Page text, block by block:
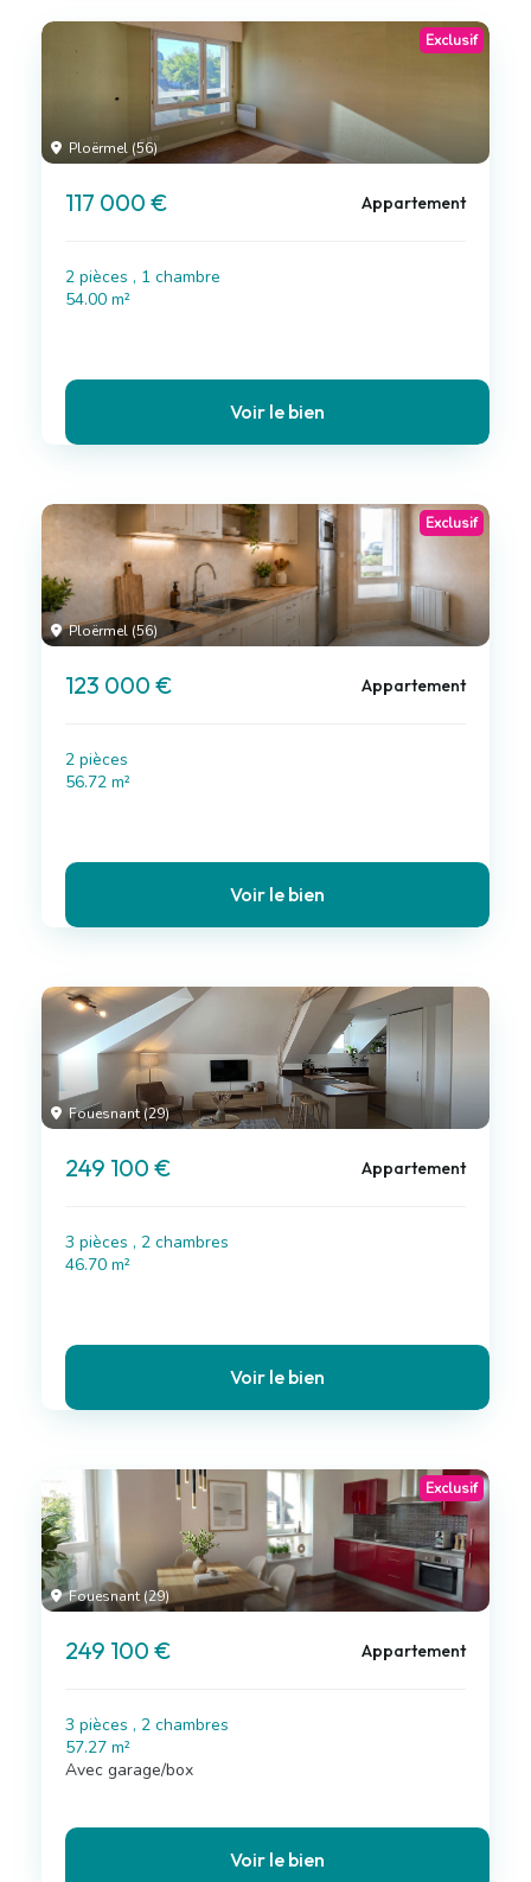
Ploërmel (56)
Exclusif
117 000 € Appartement
2 pièces , 1 chambre
54.00 m²
Voir le bien
Ploërmel (56)
Exclusif
123 000 € Appartement
2 pièces
56.72 m²
Voir le bien
Fouesnant (29)
249 100 € Appartement
3 pièces , 2 chambres
46.70 m²
Voir le bien
Fouesnant (29)
Exclusif
249 100 € Appartement
3 pièces , 2 chambres
57.27 m²
Avec garage/box
Voir le bien